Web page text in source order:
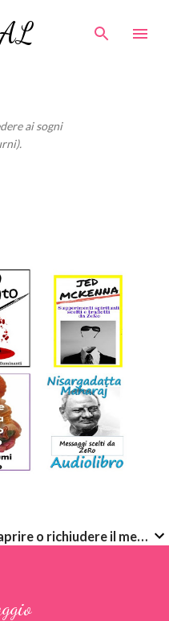
principali
ai sogni
ALTRI ARTICOLI (clicca qui per aprire o richiudere il menù a discesa)